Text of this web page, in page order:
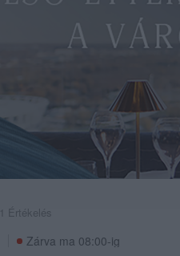
1 Értékelés
Zárva ma 08:00-ig